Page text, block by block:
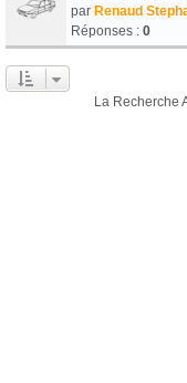
par Renaud
Réponses : 0
La Recherche